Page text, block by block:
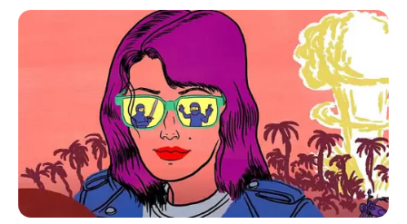
Κρητικό DNA στους Ινδιάνους.
Οι ενδείξεις ότι Κρητομυκηναίοι ταξίδευαν Αμερική και
Ευρώπη – Κρητικό DNA στους Ινδιάνους. Οι Μινωίτες ήταν
δεινοί θαλασσοπόροι που πέρασαν τον Ατλαντικό,
δημιούργησαν αποικίες ως...
ΚΟΙΝΩΝΙΚΑ ΔΙΚΤΥΑ